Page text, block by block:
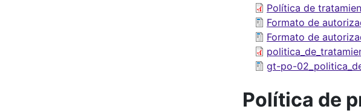
Política de
Formato de
Formato de
gt-po-
Política de